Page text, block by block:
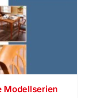
Modellserien